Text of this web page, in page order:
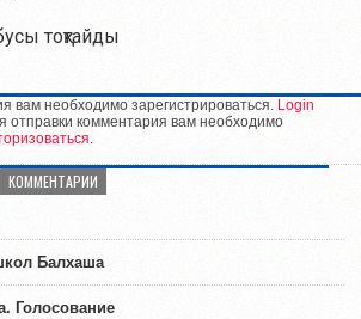
тоқтайды
вам необходимо зарегистрироваться. Login
отправки комментария вам необходимо
.
КОММЕНТАРИИ
Балхаша
Голосование